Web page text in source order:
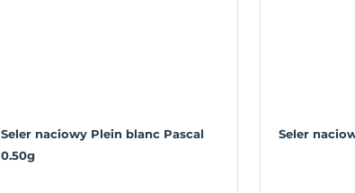
Seler naciowy Plein blanc Pascal
0.50g
Seler